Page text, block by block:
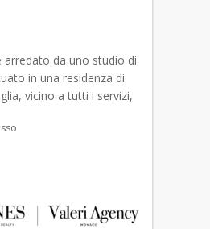
da uno studio di
in una residenza di
vicino a tutti i servizi,